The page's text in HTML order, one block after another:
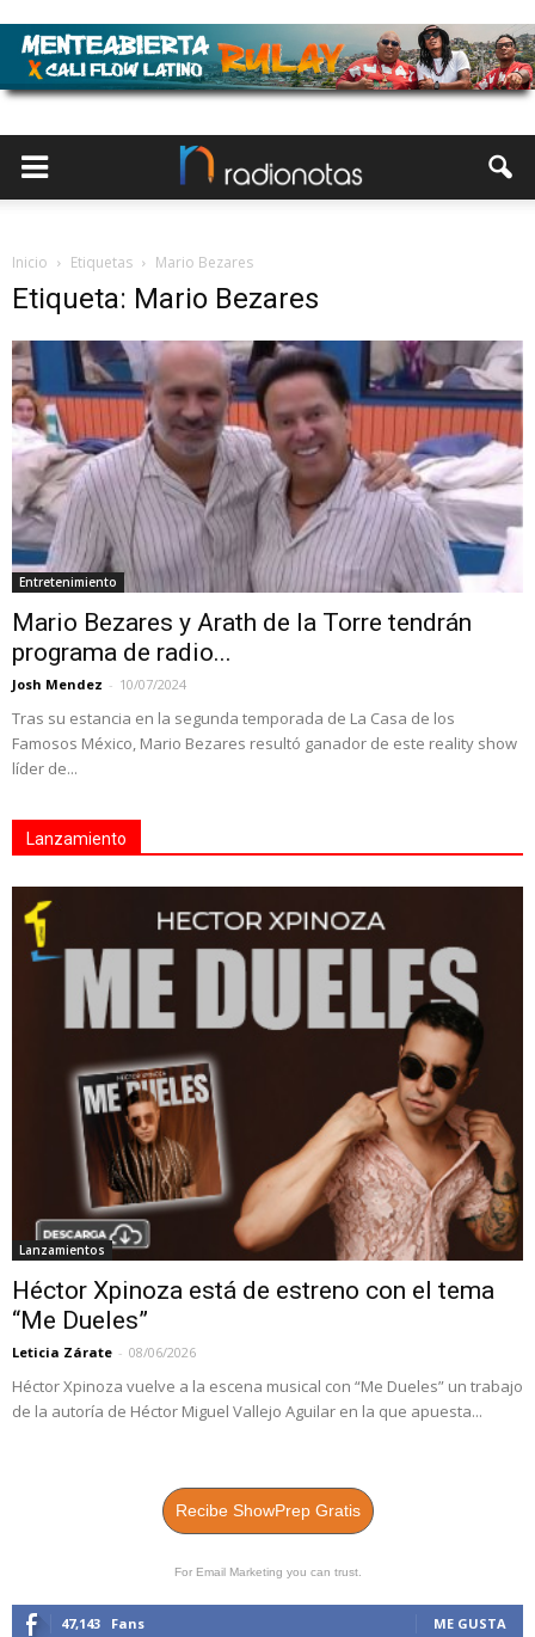
Inicio Etiquetas Mario Bezares
Etiqueta: Mario Bezares
Entretenimiento
Mario Bezares y Arath de la Torre tendrán
programa de radio...
Josh Mendez - 10/07/2024
Tras su estancia en la segunda temporada de La Casa de los
Famosos México, Mario Bezares resultó ganador de este reality show
líder de...
Lanzamiento
Lanzamientos
Héctor Xpinoza está de estreno con el tema
“Me Dueles”
Leticia Zárate - 08/06/2026
Héctor Xpinoza vuelve a la escena musical con “Me Dueles” un trabajo
de la autoría de Héctor Miguel Vallejo Aguilar en la que apuesta...
Recibe ShowPrep Gratis
For Email Marketing you can trust.
47,143 Fans ME GUSTA